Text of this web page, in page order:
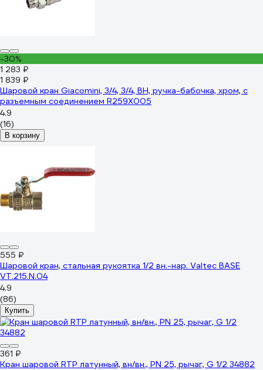
-30%
1 283 ₽
1 839 ₽
Шаровой кран Giacomini, 3/4, 3/4, ВН, ручка-бабочка, хром, с
разъемным соединением R259X005
4.9
(16)
В корзину
555 ₽
Шаровой кран, стальная рукоятка 1/2 вн.-нар. Valtec BASE
VT.215.N.04
4.9
(86)
Купить
361 ₽
Кран шаровой RTP латунный, вн/вн., PN 25, рычаг, G 1/2 34882